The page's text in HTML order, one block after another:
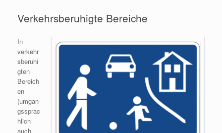
Verkehrsberuhigte Bereiche
In
verkehr
sberuhi
gten
Bereich
en
(umgan
gssprac
hlich
auch